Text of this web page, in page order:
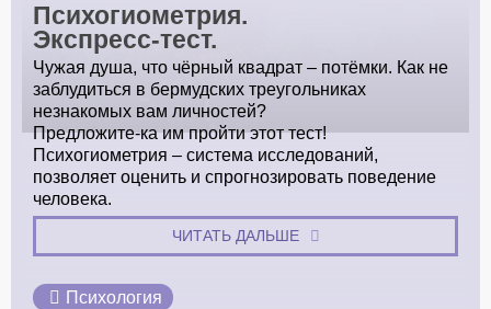
Психогиометрия.
Экспресс-тест.
Чужая душа, что чёрный квадрат – потёмки. Как не
заблудиться в бермудских треугольниках
незнакомых вам личностей?
Предложите-ка им пройти этот тест!
Психогиометрия – система исследований,
позволяет оценить и спрогнозировать поведение
человека.
ЧИТАТЬ ДАЛЬШЕ
Психология